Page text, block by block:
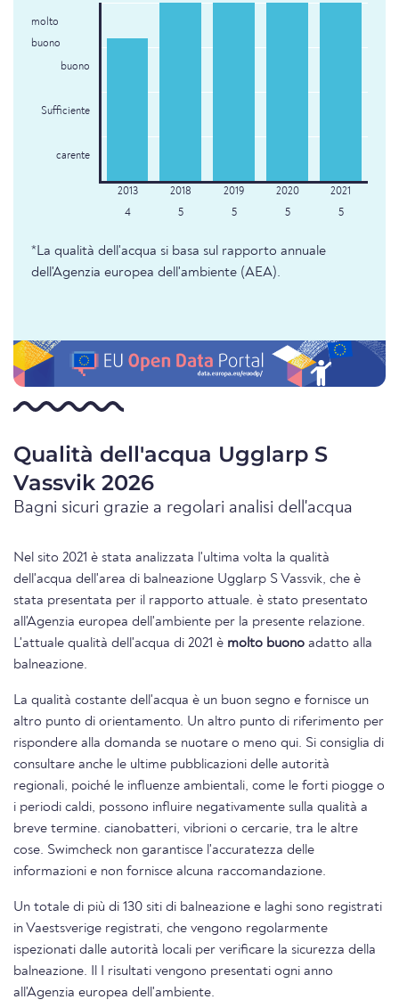
molto
buono
buono
Sufficiente
carente
4 5 5 5 5
*La qualità dell'acqua si basa sul rapporto annuale
dell'Agenzia europea dell'ambiente (AEA).
Qualità dell'acqua Ugglarp S
Vassvik 2026
Bagni sicuri grazie a regolari analisi dell'acqua
Nel sito 2021 è stata analizzata l'ultima volta la qualità
dell'acqua dell'area di balneazione Ugglarp S Vassvik, che è
stata presentata per il rapporto attuale. è stato presentato
all'Agenzia europea dell'ambiente per la presente relazione.
L'attuale qualità dell'acqua di 2021 è molto buono adatto alla
balneazione.
La qualità costante dell'acqua è un buon segno e fornisce un
altro punto di orientamento. Un altro punto di riferimento per
rispondere alla domanda se nuotare o meno qui. Si consiglia di
consultare anche le ultime pubblicazioni delle autorità
regionali, poiché le influenze ambientali, come le forti piogge o
i periodi caldi, possono influire negativamente sulla qualità a
breve termine. cianobatteri, vibrioni o cercarie, tra le altre
cose. Swimcheck non garantisce l'accuratezza delle
informazioni e non fornisce alcuna raccomandazione.
Un totale di più di 130 siti di balneazione e laghi sono registrati
in Vaestsverige registrati, che vengono regolarmente
ispezionati dalle autorità locali per verificare la sicurezza della
balneazione. Il I risultati vengono presentati ogni anno
all'Agenzia europea dell'ambiente.